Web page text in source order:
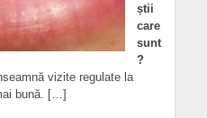
știi
care
sunt
?
vizite regulate la
bună. […]